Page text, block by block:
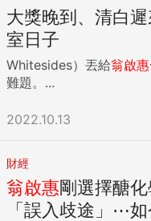
大獎晚到、清白
室日子
Whitesides）丟給翁啟惠
難題。...
2022.10.13
財經
翁啟惠剛選擇醣
「誤入歧途」⋯